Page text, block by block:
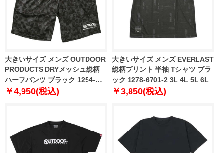
大きいサイズ メンズ OUTDOOR
PRODUCTS DRYメッシュ総柄
ハーフパンツ ブラック 1254-
6205-2 3L 4L 5L 6L 7L 8L
￥4,950(税込)
大きいサイズ メンズ EVERLAST
総柄プリント 半袖 Tシャツ ブラ
ック 1278-6701-2 3L 4L 5L 6L
￥3,850(税込)